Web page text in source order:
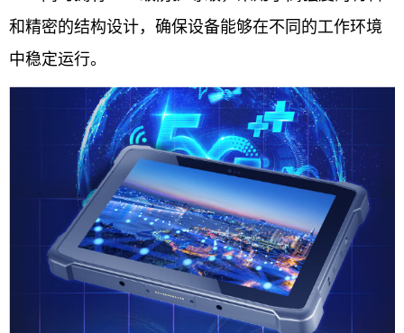
和精密的结构设计，确保设备能够在不同的工作环境
中稳定运行。